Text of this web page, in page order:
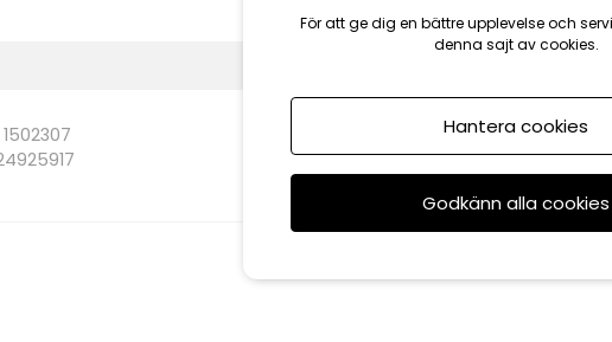
Genesis
1502307
För att ge dig en bättre upplevelse och
denna sajt av cookies.
Hantera cookies
Godkänn alla cookies